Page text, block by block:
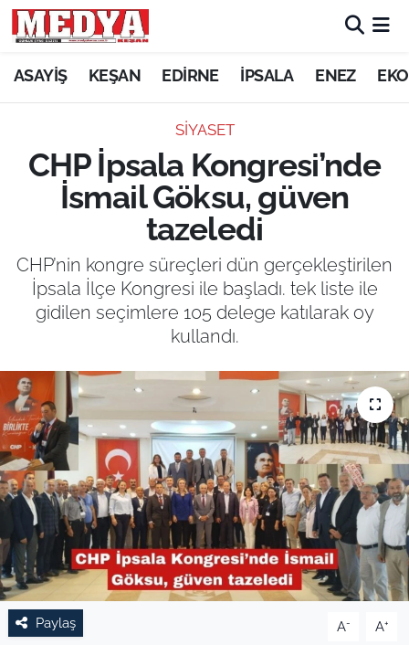
ASAYİŞ KEŞAN EDİRNE İPSALA ENEZ
SİYASET
CHP İpsala Kongresi’nde
İsmail Göksu, güven
tazeledi
CHP’nin kongre süreçleri dün gerçekleştirilen
İpsala İlçe Kongresi ile başladı. tek liste ile
gidilen seçimlere 105 delege katılarak oy
kullandı.
Paylaş A- A+
KEŞAN
ASAYİŞ
SİYASET
GÜNDEM
EKONOMİ
EĞİTİM
TARIM VE HAYVANCILIK
KÜLTÜR SANAT
RESMİ İLAN
SPOR
YAŞAM